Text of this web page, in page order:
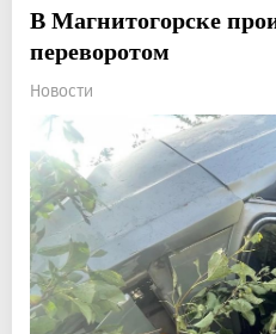
В Магнитогорске
переворотом
Новости